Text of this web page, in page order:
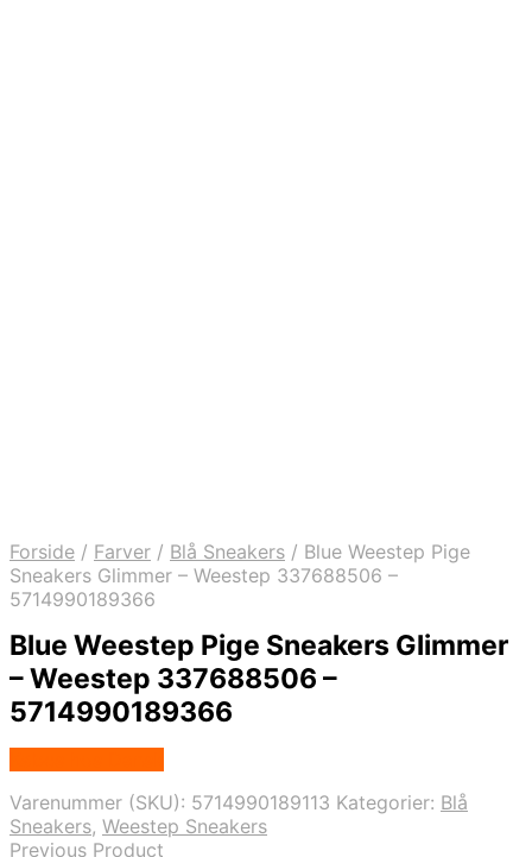
Forside / Farver / Blå Sneakers / Blue Weestep Pige
Sneakers Glimmer – Weestep 337688506 –
5714990189366
Blue Weestep Pige Sneakers Glimmer
– Weestep 337688506 –
5714990189366
Varenummer (SKU): 5714990189113 Kategorier: Blå
Sneakers, Weestep Sneakers
Previous Product